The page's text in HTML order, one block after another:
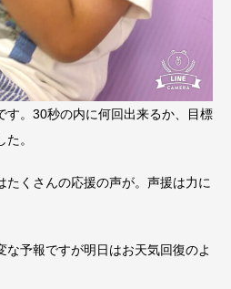
す。30秒の内に何回出来るか、目標
。
たくさんの応援の声が。声援は力に
予報ですが明日はお天気回復のよ